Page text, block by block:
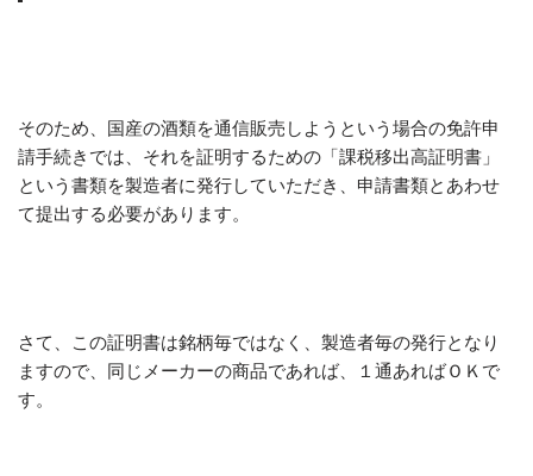
そのため、国産の酒類を通信販売しようという場合の免許申
請手続きでは、それを証明するための「課税移出高証明書」
という書類を製造者に発行していただき、申請書類とあわせ
て提出する必要があります。
さて、この証明書は銘柄毎ではなく、製造者毎の発行となり
ますので、同じメーカーの商品であれば、１通あればＯＫで
す。